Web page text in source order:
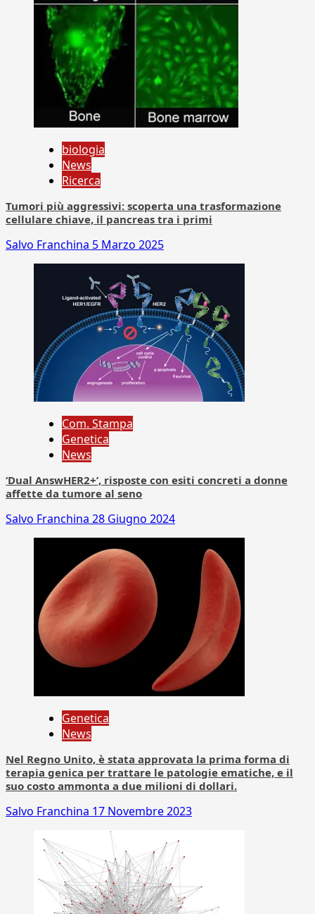
biologia
News
Ricerca
Tumori più aggressivi: scoperta una trasformazione
cellulare chiave, il pancreas tra i primi
Salvo Franchina 5 Marzo 2025
Com. Stampa
Genetica
News
‘Dual AnswHER2+’, risposte con esiti concreti a donne
affette da tumore al seno
Salvo Franchina 28 Giugno 2024
Genetica
News
Nel Regno Unito, è stata approvata la prima forma di
terapia genica per trattare le patologie ematiche, e il
suo costo ammonta a due milioni di dollari.
Salvo Franchina 17 Novembre 2023